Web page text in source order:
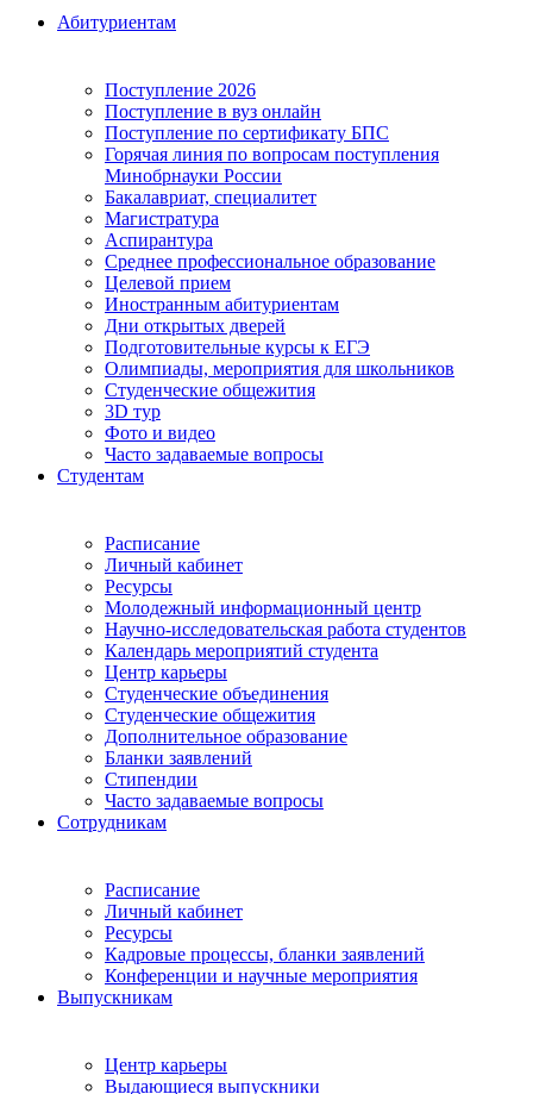
Абитуриентам
Поступление 2026
Поступление в вуз онлайн
Поступление по сертификату БПС
Горячая линия по вопросам поступления
Минобрнауки России
Бакалавриат, специалитет
Магистратура
Аспирантура
Среднее профессиональное образование
Целевой прием
Иностранным абитуриентам
Дни открытых дверей
Подготовительные курсы к ЕГЭ
Олимпиады, мероприятия для школьников
Студенческие общежития
3D тур
Фото и видео
Часто задаваемые вопросы
Студентам
Расписание
Личный кабинет
Ресурсы
Молодежный информационный центр
Научно-исследовательская работа студентов
Календарь мероприятий студента
Центр карьеры
Студенческие объединения
Студенческие общежития
Дополнительное образование
Бланки заявлений
Стипендии
Часто задаваемые вопросы
Сотрудникам
Расписание
Личный кабинет
Ресурсы
Кадровые процессы, бланки заявлений
Конференции и научные мероприятия
Выпускникам
Центр карьеры
Выдающиеся выпускники